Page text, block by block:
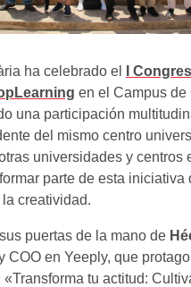
ha celebrado el
I
en el Campus de
una participación
del mismo centro
universidades y centros
parte de esta iniciativa
creatividad.
puertas de la mano de
COO en Yeeply, que
tu actitud: